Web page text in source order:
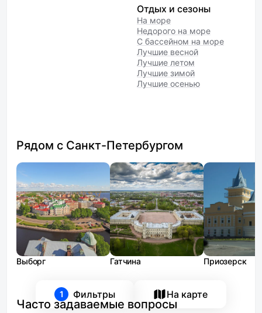
1 Фильтры На карте
Отдых и сезоны
На море
Недорого на море
С бассейном на море
Лучшие весной
Лучшие летом
Лучшие зимой
Лучшие осенью
Рядом с Санкт-Петербургом
Выборг Гатчина Приозерск
Часто задаваемые вопросы